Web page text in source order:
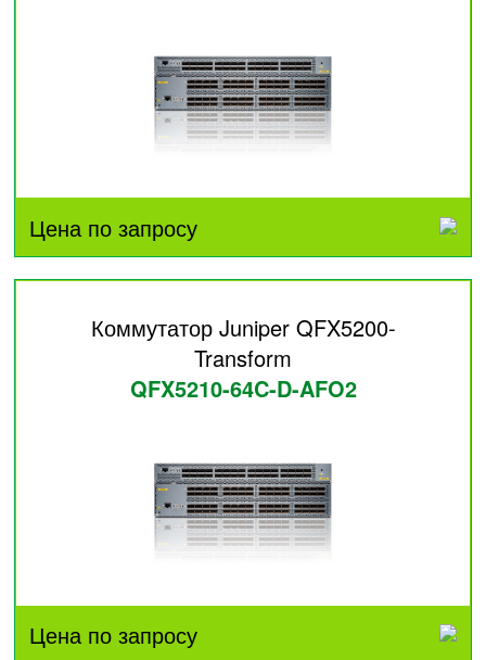
Цена по запросу
Коммутатор Juniper QFX5200-
Transform
QFX5210-64C-D-AFO2
Цена по запросу